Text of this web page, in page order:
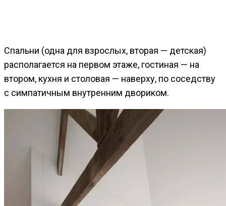
Спальни (одна для взрослых, вторая — детская)
располагается на первом этаже, гостиная — на
втором, кухня и столовая — наверху, по соседству
с симпатичным внутренним двориком.